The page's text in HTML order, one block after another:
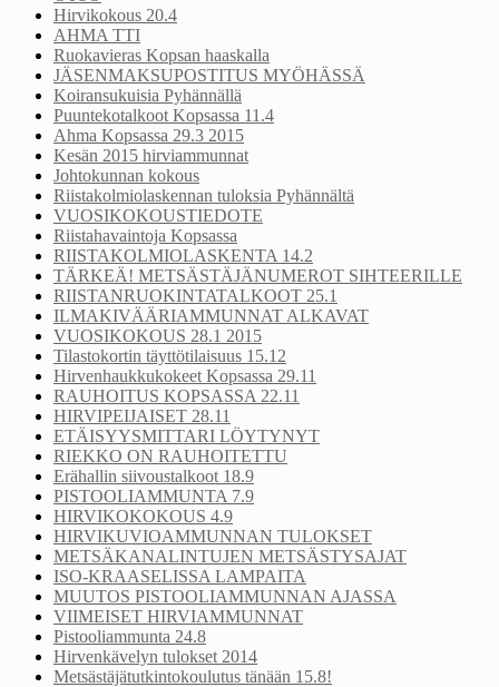
Hirvikokous 20.4
AHMA TTI
Ruokavieras Kopsan haaskalla
JÄSENMAKSUPOSTITUS MYÖHÄSSÄ
Koiransukuisia Pyhännällä
Puuntekotalkoot Kopsassa 11.4
Ahma Kopsassa 29.3 2015
Kesän 2015 hirviammunnat
Johtokunnan kokous
Riistakolmiolaskennan tuloksia Pyhännältä
VUOSIKOKOUSTIEDOTE
Riistahavaintoja Kopsassa
RIISTAKOLMIOLASKENTA 14.2
TÄRKEÄ! METSÄSTÄJÄNUMEROT SIHTEERILLE
RIISTANRUOKINTATALKOOT 25.1
ILMAKIVÄÄRIAMMUNNAT ALKAVAT
VUOSIKOKOUS 28.1 2015
Tilastokortin täyttötilaisuus 15.12
Hirvenhaukkukokeet Kopsassa 29.11
RAUHOITUS KOPSASSA 22.11
HIRVIPEIJAISET 28.11
ETÄISYYSMITTARI LÖYTYNYT
RIEKKO ON RAUHOITETTU
Erähallin siivoustalkoot 18.9
PISTOOLIAMMUNTA 7.9
HIRVIKOKOKOUS 4.9
HIRVIKUVIOAMMUNNAN TULOKSET
METSÄKANALINTUJEN METSÄSTYSAJAT
ISO-KRAASELISSA LAMPAITA
MUUTOS PISTOOLIAMMUNNAN AJASSA
VIIMEISET HIRVIAMMUNNAT
Pistooliammunta 24.8
Hirvenkävelyn tulokset 2014
Metsästäjätutkintokoulutus tänään 15.8!